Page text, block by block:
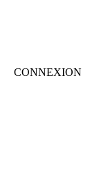
CONNEXION